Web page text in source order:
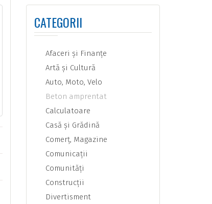
CATEGORII
Afaceri şi Finanţe
Artă şi Cultură
Auto, Moto, Velo
Beton amprentat
Calculatoare
Casă şi Grădină
Comerţ, Magazine
Comunicaţii
Comunităţi
Construcţii
Divertisment